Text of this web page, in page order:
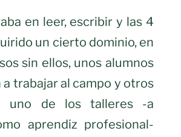
en leer, escribir y las 4
un cierto dominio, en
sin ellos, unos alumnos
a trabajar al campo y otros
uno de los talleres -a
aprendiz profesional-